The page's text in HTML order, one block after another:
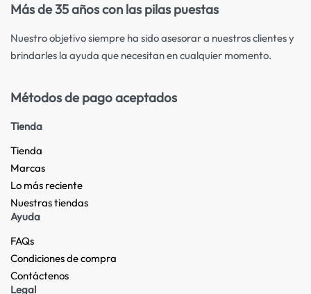
Más de 35 años con las pilas puestas
Nuestro objetivo siempre ha sido asesorar a nuestros clientes y
brindarles la ayuda que necesitan en cualquier momento.
Métodos de pago aceptados
Tienda
Tienda
Marcas
Lo más reciente​
Nuestras tiendas​
Ayuda
FAQs
Condiciones de compra
Contáctenos
Legal